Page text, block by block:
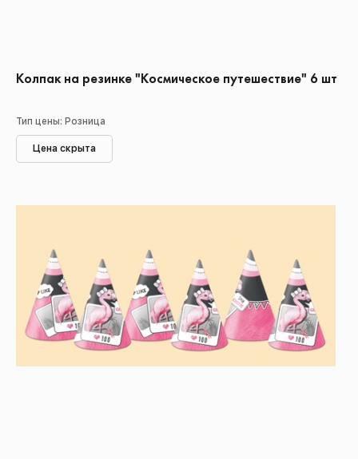
Колпак на резинке "Космическое путешествие" 6 шт
Тип цены: Розница
Цена скрыта